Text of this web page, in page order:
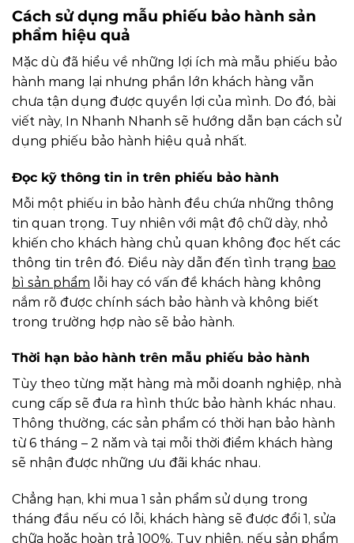
Cách sử dụng mẫu phiếu bảo hành sản
phẩm hiệu quả
Mặc dù đã hiểu về những lợi ích mà mẫu phiếu bảo
hành mang lại nhưng phần lớn khách hàng vẫn
chưa tận dụng được quyền lợi của mình. Do đó, bài
viết này, In Nhanh Nhanh sẽ hướng dẫn bạn cách sử
dụng phiếu bảo hành hiệu quả nhất.
Đọc kỹ thông tin in trên phiếu bảo hành
Mỗi một phiếu in bảo hành đều chứa những thông
tin quan trọng. Tuy nhiên với mật độ chữ dày, nhỏ
khiến cho khách hàng chủ quan không đọc hết các
thông tin trên đó. Điều này dẫn đến tình trạng bao
bì sản phẩm lỗi hay có vấn đề khách hàng không
nắm rõ được chính sách bảo hành và không biết
trong trường hợp nào sẽ bảo hành.
Thời hạn bảo hành trên mẫu phiếu bảo hành
Tùy theo từng mặt hàng mà mỗi doanh nghiệp, nhà
cung cấp sẽ đưa ra hình thức bảo hành khác nhau.
Thông thường, các sản phẩm có thời hạn bảo hành
từ 6 tháng – 2 năm và tại mỗi thời điểm khách hàng
sẽ nhận được những ưu đãi khác nhau.
Chẳng hạn, khi mua 1 sản phẩm sử dụng trong
tháng đầu nếu có lỗi, khách hàng sẽ được đổi 1, sửa
chữa hoặc hoàn trả 100%. Tuy nhiên, nếu sản phẩm